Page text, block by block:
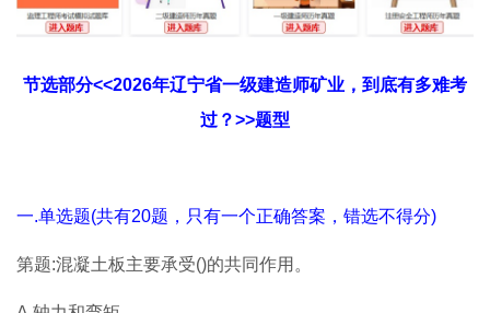
节选部分<<2026年辽宁省一级建造师矿业，到底有多难考
过？>>题型
一.单选题(共有20题，只有一个正确答案，错选不得分)
第题:混凝土板主要承受()的共同作用。